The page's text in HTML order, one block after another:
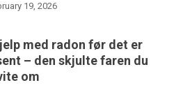
19, 2026
med radon før det er
– den skjulte faren du
om